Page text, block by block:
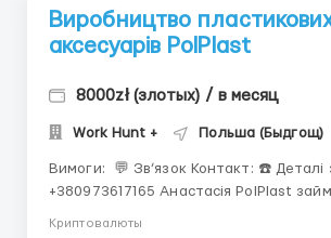
Виробництво
аксесуарів PolPlast
8000zł (злотых) / в месяц
Work Hunt + Польша (Быдгощ)
Вимоги: ​​​​​​ 💬 Зв’язок Контакт: ☎️ Деталі за номером
+380973617165 Анастасія PolPlast займається
виготовленням підводних масок
Криптовалюты